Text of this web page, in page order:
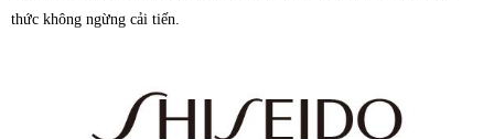
thức không ngừng cải tiến.